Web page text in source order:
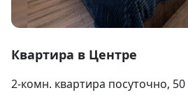
1
10
Квартира в Центре
2-комн. квартира посуточно, 50